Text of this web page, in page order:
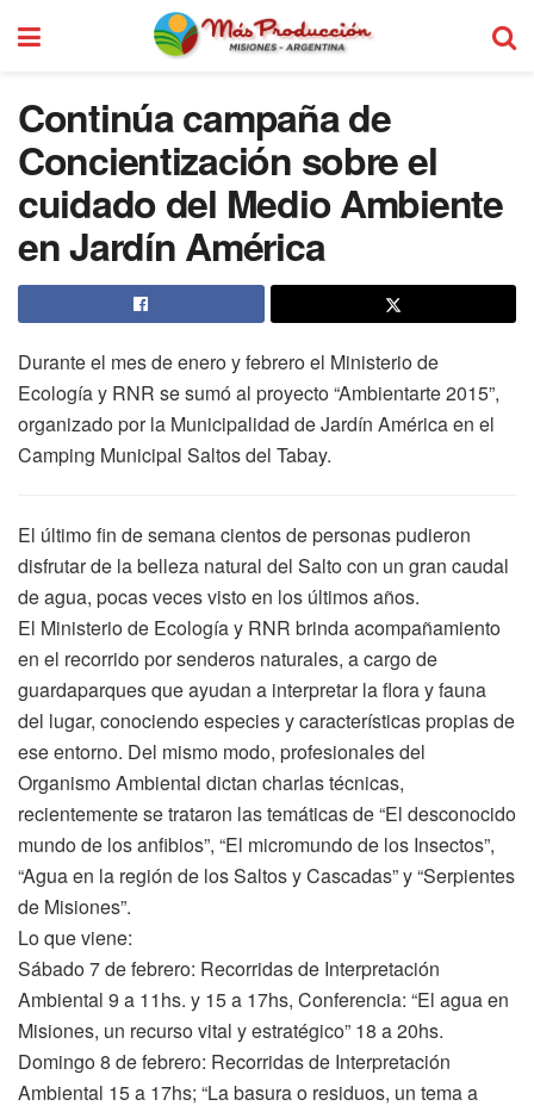
Continúa campaña de
Concientización sobre el
cuidado del Medio Ambiente
en Jardín América
Durante el mes de enero y febrero el Ministerio de
Ecología y RNR se sumó al proyecto “Ambientarte 2015”,
organizado por la Municipalidad de Jardín América en el
Camping Municipal Saltos del Tabay.
El último fin de semana cientos de personas pudieron
disfrutar de la belleza natural del Salto con un gran caudal
de agua, pocas veces visto en los últimos años.
El Ministerio de Ecología y RNR brinda acompañamiento
en el recorrido por senderos naturales, a cargo de
guardaparques que ayudan a interpretar la flora y fauna
del lugar, conociendo especies y características propias de
ese entorno. Del mismo modo, profesionales del
Organismo Ambiental dictan charlas técnicas,
recientemente se trataron las temáticas de “El desconocido
mundo de los anfibios”, “El micromundo de los Insectos”,
“Agua en la región de los Saltos y Cascadas” y “Serpientes
de Misiones”.
Lo que viene:
Sábado 7 de febrero: Recorridas de Interpretación
Ambiental 9 a 11hs. y 15 a 17hs, Conferencia: “El agua en
Misiones, un recurso vital y estratégico” 18 a 20hs.
Domingo 8 de febrero: Recorridas de Interpretación
Ambiental 15 a 17hs; “La basura o residuos, un tema a